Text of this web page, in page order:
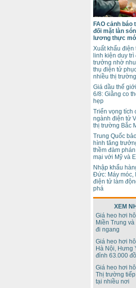
FAO cảnh báo
đối mặt làn
lương thực
Xuất khẩu điện
linh kiện duy trì
trưởng nhờ
thụ điện tử
nhiều thị
Giá dầu thế
6/8: Giằng co
hẹp
Triển vọng tích
ngành điện tử
thị trường Bắc
Trung Quốc
hình tăng
thềm đàm
mại với Mỹ và
Nhập khẩu
Đức: Máy móc,
điện tử làm
phá
XEM
Giá heo hơi
Miền Trung
đi ngang
Giá heo hơi
Hà Nội, Hưng
đỉnh 63.000
Giá heo hơi
Thị trường
tại nhiều nơi